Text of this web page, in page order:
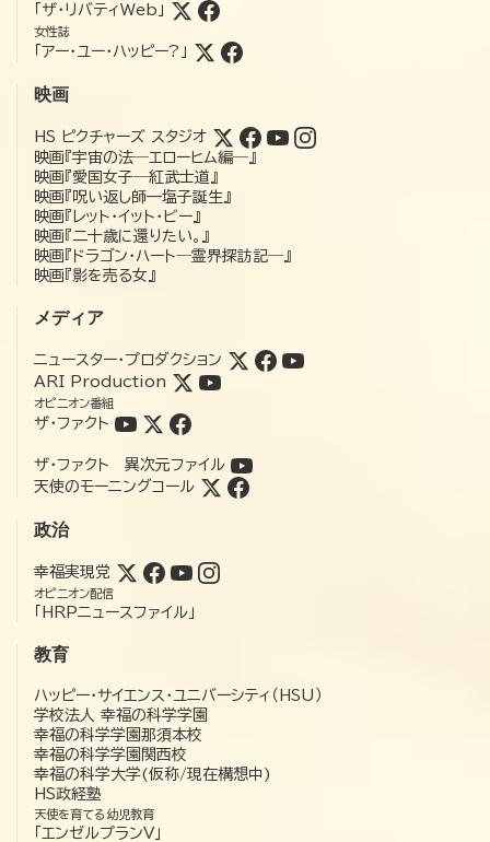
「ザ・リバティWeb」
女性誌
「アー・ユー・ハッピー?」
映画
HS ピクチャーズ スタジオ
映画『宇宙の法―エローヒム編―』
映画『愛国女子―紅武士道』
映画『呪い返し師—塩子誕生』
映画『レット・イット・ビー』
映画『二十歳に還りたい。』
映画『ドラゴン・ハート―霊界探訪記―』
映画『影を売る女』
メディア
ニュースター・プロダクション
ARI Production
オピニオン番組
ザ・ファクト
ザ・ファクト 異次元ファイル
天使のモーニングコール
政治
幸福実現党
オピニオン配信
「HRPニュースファイル」
教育
ハッピー・サイエンス・ユニバーシティ（HSU）
学校法人 幸福の科学学園
幸福の科学学園那須本校
幸福の科学学園関西校
幸福の科学大学(仮称/現在構想中)
HS政経塾
天使を育てる幼児教育
「エンゼルプランV」